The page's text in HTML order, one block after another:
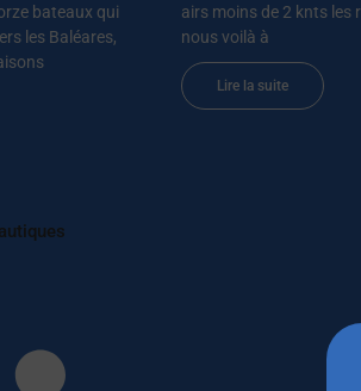
bateaux qui
les Baléares,
airs moins de 2 knts les
nous voilà à
Lire la suite